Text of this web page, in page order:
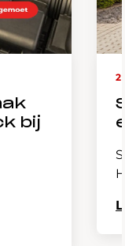
bij